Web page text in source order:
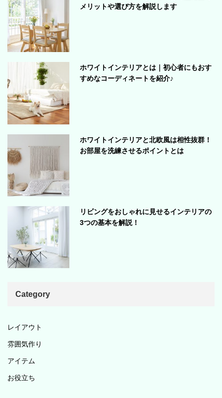
メリットや選び方を解説します
ホワイトインテリアとは｜初心者にもおす
すめなコーディネートを紹介♪
ホワイトインテリアと北欧風は相性抜群！
お部屋を洗練させるポイントとは
リビングをおしゃれに見せるインテリアの
3つの基本を解説！
Category
レイアウト
雰囲気作り
アイテム
お役立ち